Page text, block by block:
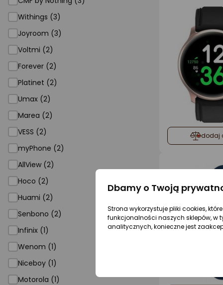
Withings (3)
Joyroom (3)
Voltmi (2)
Forever (2)
Platinet (2)
Umax (2)
Marea (2)
VESS (2)
myPhone (2)
AllView (2)
Hoco (2)
Huami (2)
Senbono (2)
Infinix (1)
Wenom (1)
Niceboy (1)
Motorola (1)
dodaj
Dbamy o Twoją
Strona wykorzystuje pliki cookies,
funkcjonalności naszych sklepów, w
analitycznych, konieczne jest